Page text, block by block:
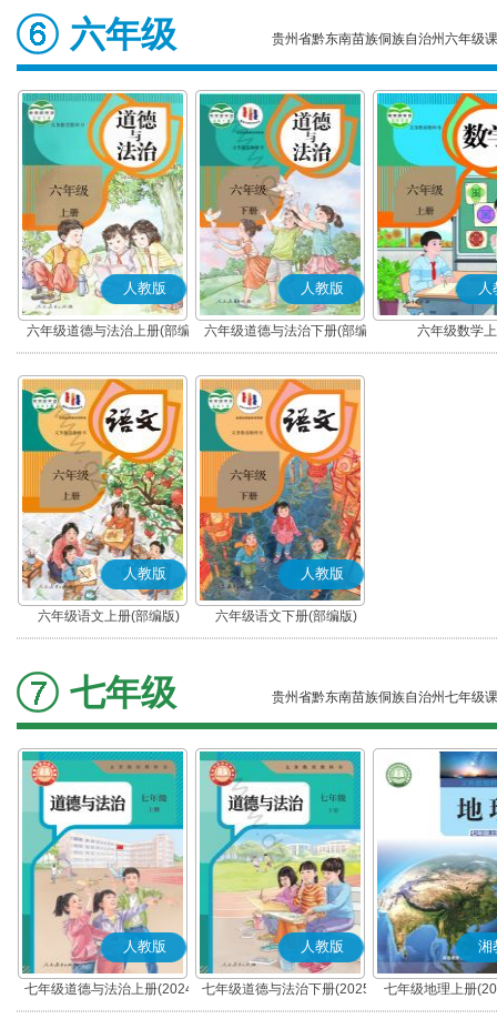
六年级 贵州省黔东南苗族侗族自治州六年级
人教版
六年级道德与法治上册(部编
版)
人教版
六年级道德与法治下册(部编
版)
人
六年级数学
人教版
六年级语文上册(部编版)
人教版
六年级语文下册(部编版)
七年级 贵州省黔东南苗族侗族自治州七年级
人教版
七年级道德与法治上册(2024
秋版)(部编版)
人教版
七年级道德与法治下册(2025
春版)(部编版)
湘
七年级地理上册